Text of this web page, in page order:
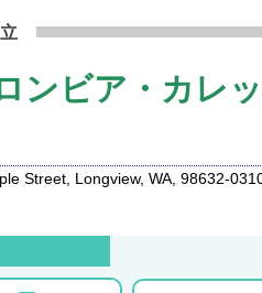
ンビア・カレ
Street, Longview, WA, 98632-